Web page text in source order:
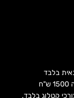
בלבד
קטלוג בלבד.